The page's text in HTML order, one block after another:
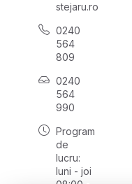
stejaru.ro
0240
564
809
0240
564
990
Program
de
lucru:
luni - joi